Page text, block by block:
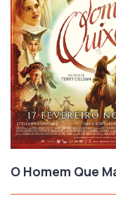
O Homem Que